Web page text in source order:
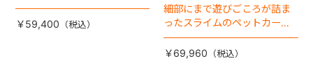
ミリ キャリー』 からアースカ
ラーが登場！
￥59,400
細部にまで遊びごころが詰ま
ったスライムのペットカー
ト。
￥69,960